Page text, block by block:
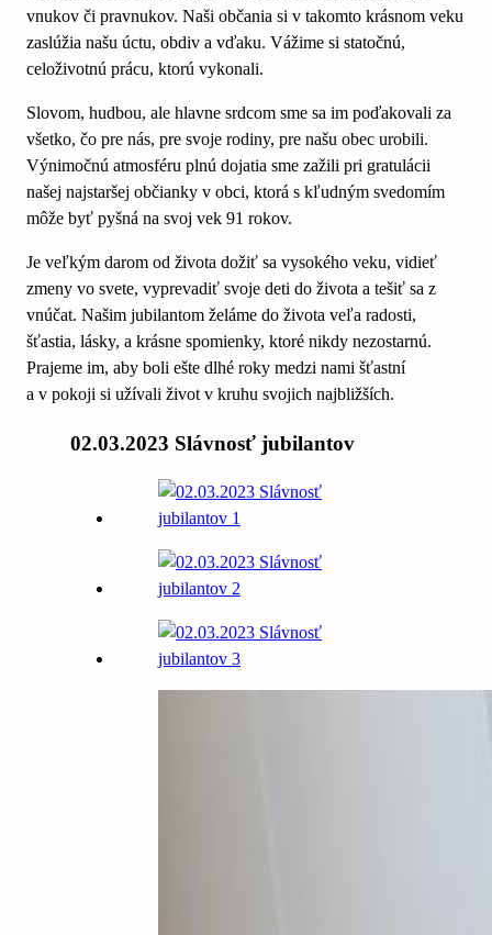
vnukov či pravnukov. Naši občania si v takomto krásnom veku
zaslúžia našu úctu, obdiv a vďaku. Vážime si statočnú,
celoživotnú prácu, ktorú vykonali.
Slovom, hudbou, ale hlavne srdcom sme sa im poďakovali za
všetko, čo pre nás, pre svoje rodiny, pre našu obec urobili.
Výnimočnú atmosféru plnú dojatia sme zažili pri gratulácii
našej najstaršej občianky v obci, ktorá s kľudným svedomím
môže byť pyšná na svoj vek 91 rokov.
Je veľkým darom od života dožiť sa vysokého veku, vidieť
zmeny vo svete, vyprevadiť svoje deti do života a tešiť sa z
vnúčat. Našim jubilantom želáme do života veľa radosti,
šťastia, lásky, a krásne spomienky, ktoré nikdy nezostarnú.
Prajeme im, aby boli ešte dlhé roky medzi nami šťastní
a v pokoji si užívali život v kruhu svojich najbližších.
02.03.2023 Slávnosť jubilantov